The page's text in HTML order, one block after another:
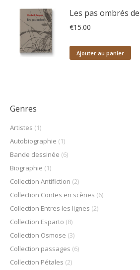
Les pas ombrés
€15.00
Ajouter au panier
Genres
Artistes (1)
Autobiographie (1)
Bande dessinée (6)
Biographie (1)
Collection Antifiction (2)
Collection Contes en scènes (6)
Collection Entres les lignes (2)
Collection Esparto (8)
Collection Osmose (3)
Collection passages (6)
Collection Pétales (2)